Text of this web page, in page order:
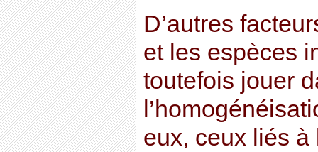
D’autres
et les espèces
toutefois jouer
eux, ceux liés à